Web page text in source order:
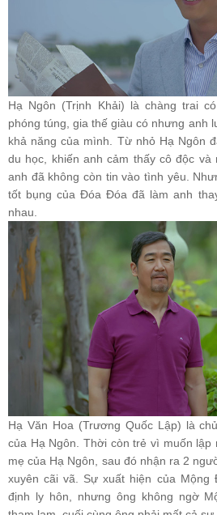
Hạ Ngôn (Trịnh Khải) là chàng trai
phóng túng, gia thế giàu có nhưng anh
khả năng của mình. Từ nhỏ Hạ Ngôn
du học, khiến anh cảm thấy cô độc và
anh đã không còn tin vào tình yêu.
tốt bụng của Đóa Đóa đã làm anh
nhau.
Hạ Văn Hoa (Trương Quốc Lập) là
của Hạ Ngôn. Thời còn trẻ vì muốn lập
mẹ của Hạ Ngôn, sau đó nhận ra 2
xuyên cãi vã. Sự xuất hiện của Mộng
định ly hôn, nhưng ông không ngờ